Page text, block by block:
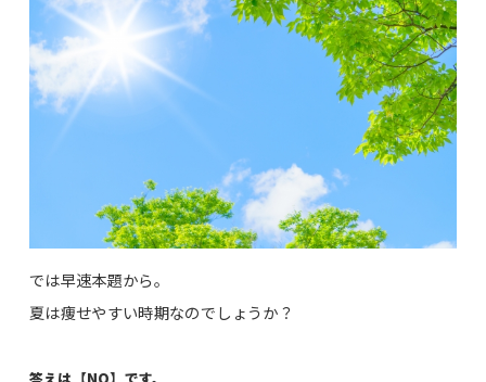
では早速本題から。
夏は痩せやすい時期なのでしょうか？